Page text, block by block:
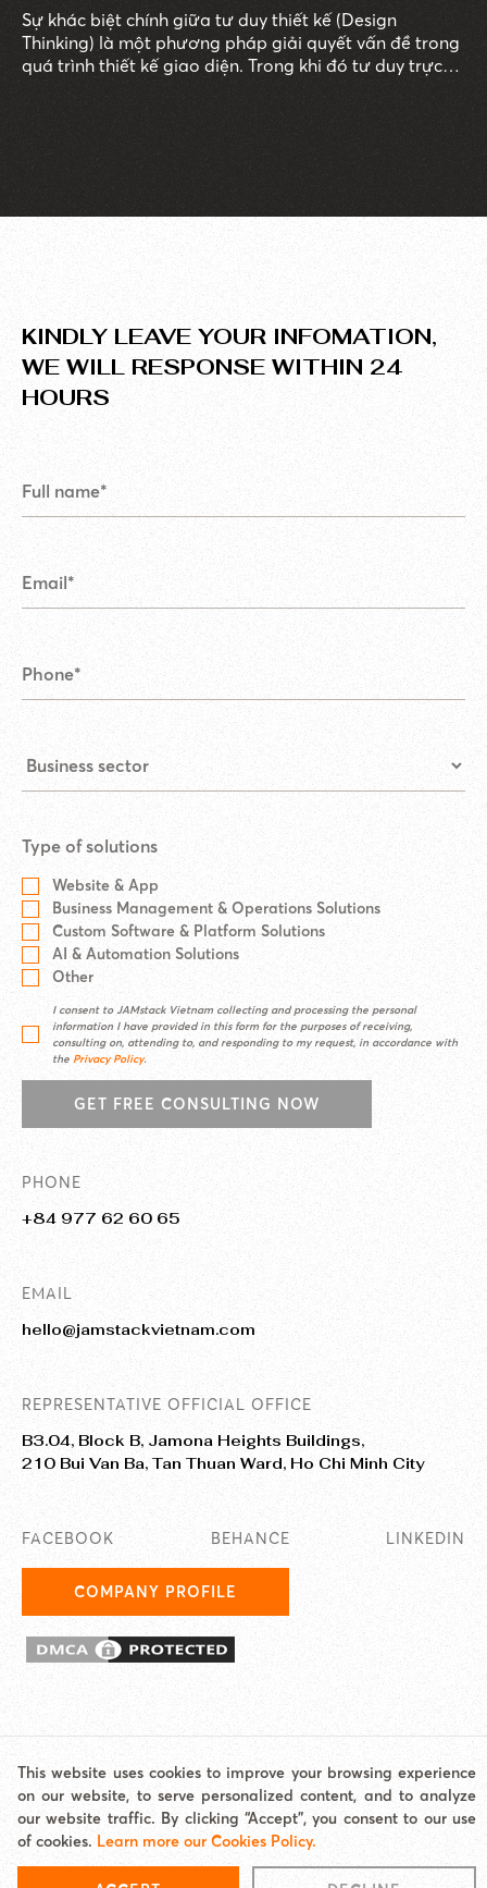
Sự khác biệt chính giữa tư duy thiết kế (Design
Thinking) là một phương pháp giải quyết vấn đề trong
quá trình thiết kế giao diện. Trong khi đó tư duy trực
KINDLY LEAVE YOUR INFOMATION,
WE WILL RESPONSE WITHIN 24
HOURS
Type of solutions
Website & App
Business Management & Operations Solutions
Custom Software & Platform Solutions
AI & Automation Solutions
Other
I consent to JAMstack Vietnam collecting and processing the personal
information I have provided in this form for the purposes of receiving,
consulting on, attending to, and responding to my request, in accordance with
the Privacy Policy.
GET FREE CONSULTING NOW
PHONE
+84 977 62 60 65
EMAIL
hello@jamstackvietnam.com
REPRESENTATIVE OFFICIAL OFFICE
B3.04, Block B, Jamona Heights Buildings,
210 Bui Van Ba, Tan Thuan Ward, Ho Chi Minh City
FACEBOOK BEHANCE LINKEDIN
COMPANY PROFILE
© 2025 EASY AI TECHNOLOGY CO., LTD. JAMstack Vietnam is a
brand/unit under Easy AI.
Address: Jamona Heights, 210 Bui Van Ba, Tan Thuan Ward, HCMC Email:
hello@jamstackvietnam.com Hotline: 0977 62 60 65
This website uses cookies to improve your browsing experience
on our website, to serve personalized content, and to analyze
our website traffic. By clicking “Accept”, you consent to our use
of cookies. Learn more our Cookies Policy.